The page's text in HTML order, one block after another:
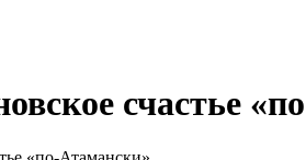
счастье